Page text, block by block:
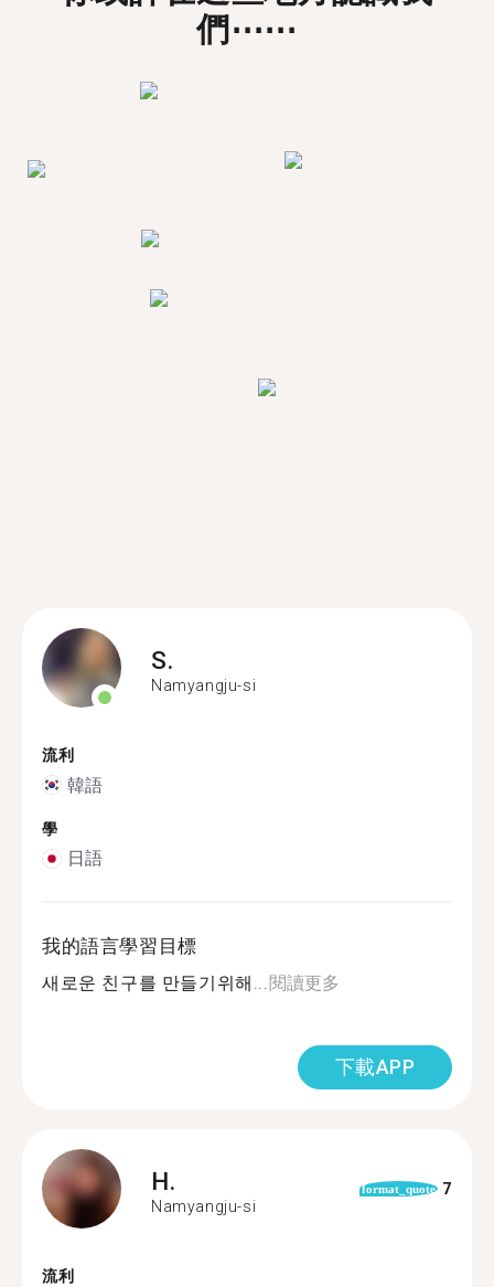
們⋯⋯
S.
Namyangju-si
流利
韓語
學
日語
我的語言學習目標
새로운 친구를 만들기위해...閱讀更多
下載APP
H.
Namyangju-si
format_quote 7
流利